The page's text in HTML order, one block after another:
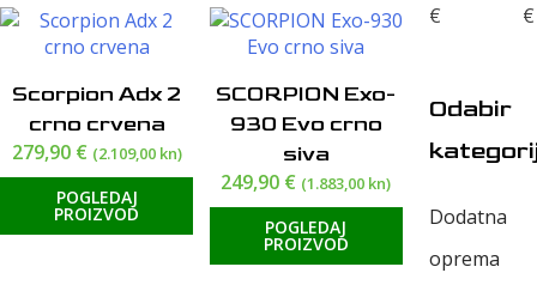
visoke
do
niske
Scorpion Adx 2
crno crvena
279,90 € (2.109,00 kn)
POGLEDAJ
PROIZVOD
SCORPION Exo-
930 Evo crno
siva
249,90 € (1.883,00 kn)
POGLEDAJ
PROIZVOD
€ €
Odabir
Dodatna
oprema